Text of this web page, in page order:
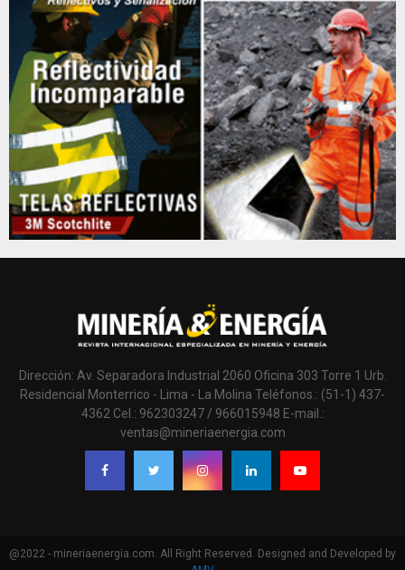
Dirección: Av. Separadora Industrial 2060 Oficina 303 Torre 1 Urb.
Residencial Monterrico - Lima - La Molina Teléfonos.: (51-1) 437-
4362 Cel.: 962303247 / 966015948 E-mail.:
ventas@mineriaenergia.com
@2022 - mineriaenergia.com. All Right Reserved. Designed and Developed by